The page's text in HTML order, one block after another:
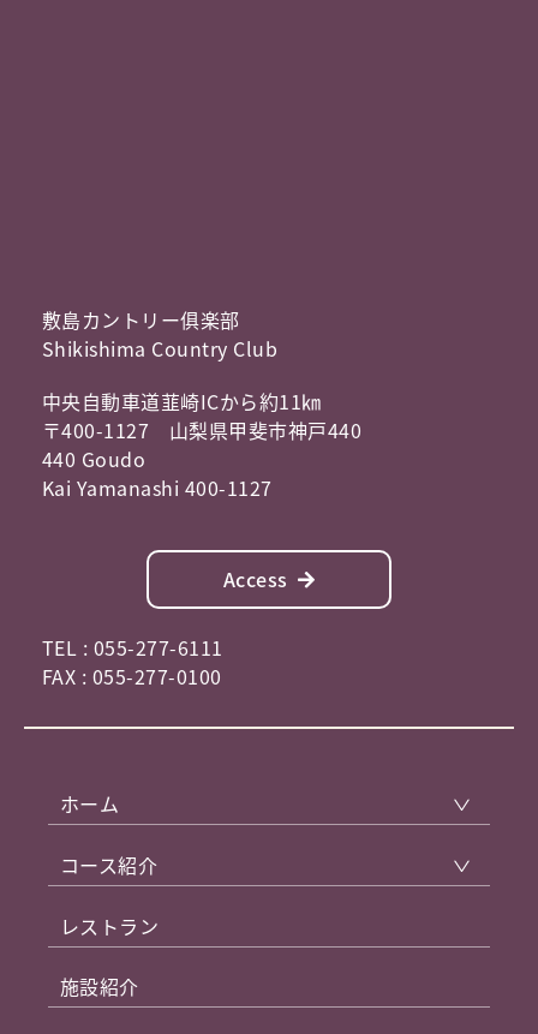
敷島カントリー俱楽部
Shikishima Country Club
中央自動車道韮崎ICから約11㎞
〒400-1127 山梨県甲斐市神戸440
440 Goudo
Kai Yamanashi 400-1127
Access
TEL : 055-277-6111
FAX : 055-277-0100
ホーム
コース紹介
レストラン
施設紹介